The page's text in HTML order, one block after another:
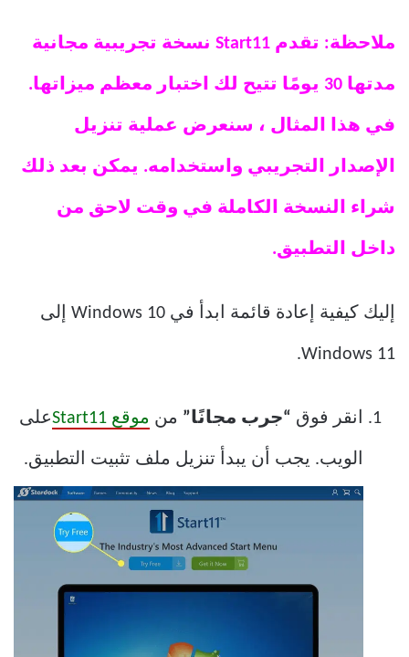
ملاحظة: تقدم Start11 نسخة تجريبية مجانية
مدتها 30 يومًا تتيح لك اختبار معظم ميزاتها.
في هذا المثال ، سنعرض عملية تنزيل
الإصدار التجريبي واستخدامه. يمكن بعد ذلك
شراء النسخة الكاملة في وقت لاحق من
داخل التطبيق.
إليك كيفية إعادة قائمة ابدأ في Windows 10 إلى
Windows 11.
انقر فوق “جرب مجانًا” من موقع Start11 على
الويب. يجب أن يبدأ تنزيل ملف تثبيت التطبيق.